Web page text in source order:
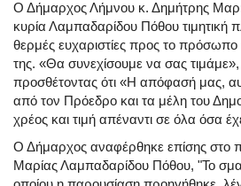
Ο Δήμαρχος Λήμνου κ. Δημήτρης
κυρία Λαμπαδαρίδου Πόθου τιμητική
θερμές ευχαριστίες προς το
της. «Θα συνεχίσουμε να σας
προσθέτοντας ότι «Η απόφασή μας,
από τον Πρόεδρο και τα μέλη του
χρέος και τιμή απέναντι σε όλα όσα
Ο Δήμαρχος αναφέρθηκε επίσης στο
Μαρίας Λαμπαδαρίδου Πόθου, "Το